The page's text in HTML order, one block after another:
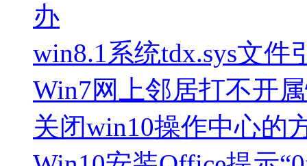
办
win8.1系统tdx.sys文件
Win7网上邻居打不开
关闭win10操作中心的